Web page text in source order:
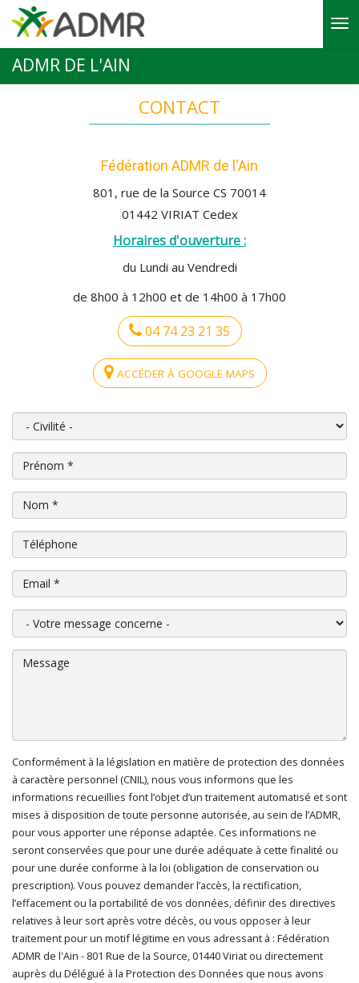
Aller au contenu principal
ADMR DE L'AIN
CONTACT
Fédération ADMR de l'Ain
801, rue de la Source CS 70014
01442 VIRIAT Cedex
Horaires d'ouverture :
du Lundi au Vendredi
de 8h00 à 12h00 et de 14h00 à 17h00
04 74 23 21 35
ACCÉDER À GOOGLE MAPS
Civilité
Prénom*
Nom*
Téléphone
Email*
Votre message concerne
Message
En cliquant sur "Envoyer", je consens au traitement de mes
données à caractère personnel*
Conformément à la législation en matière de protection des données
à caractère personnel (CNIL), nous vous informons que les
informations recueillies font l’objet d’un traitement automatisé et sont
mises à disposition de toute personne autorisée, au sein de l’ADMR,
pour vous apporter une réponse adaptée. Ces informations ne
seront conservées que pour une durée adéquate à cette finalité ou
pour une durée conforme à la loi (obligation de conservation ou
prescription). Vous pouvez demander l’accès, la rectification,
l’effacement ou la portabilité de vos données, définir des directives
relatives à leur sort après votre décès, ou vous opposer à leur
traitement pour un motif légitime en vous adressant à : Fédération
ADMR de l'Ain - 801 Rue de la Source, 01440 Viriat ou directement
auprès du Délégué à la Protection des Données que nous avons